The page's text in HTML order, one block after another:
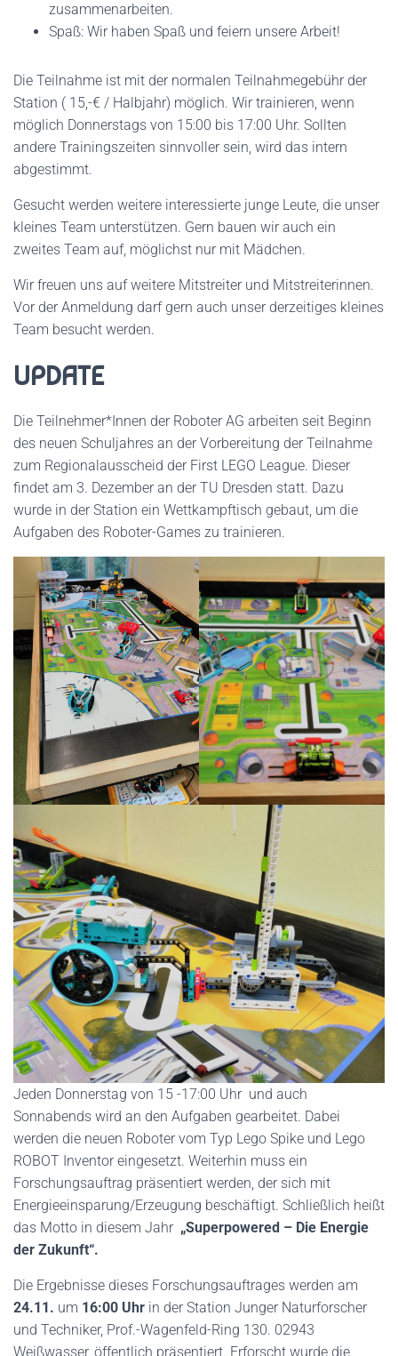
zusammenarbeiten.
Spaß: Wir haben Spaß und feiern unsere Arbeit!
Die Teilnahme ist mit der normalen Teilnahmegebühr der
Station ( 15,-€ / Halbjahr) möglich. Wir trainieren, wenn
möglich Donnerstags von 15:00 bis 17:00 Uhr. Sollten
andere Trainingszeiten sinnvoller sein, wird das intern
abgestimmt.
Gesucht werden weitere interessierte junge Leute, die unser
kleines Team unterstützen. Gern bauen wir auch ein
zweites Team auf, möglichst nur mit Mädchen.
Wir freuen uns auf weitere Mitstreiter und Mitstreiterinnen.
Vor der Anmeldung darf gern auch unser derzeitiges kleines
Team besucht werden.
UPDATE
Die Teilnehmer*Innen der Roboter AG arbeiten seit Beginn
des neuen Schuljahres an der Vorbereitung der Teilnahme
zum Regionalausscheid der First LEGO League. Dieser
findet am 3. Dezember an der TU Dresden statt. Dazu
wurde in der Station ein Wettkampftisch gebaut, um die
Aufgaben des Roboter-Games zu trainieren.
Jeden Donnerstag von 15 -17:00 Uhr und auch
Sonnabends wird an den Aufgaben gearbeitet. Dabei
werden die neuen Roboter vom Typ Lego Spike und Lego
ROBOT Inventor eingesetzt. Weiterhin muss ein
Forschungsauftrag präsentiert werden, der sich mit
Energieeinsparung/Erzeugung beschäftigt. Schließlich heißt
das Motto in diesem Jahr „Superpowered – Die Energie
der Zukunft“.
Die Ergebnisse dieses Forschungsauftrages werden am
24.11. um 16:00 Uhr in der Station Junger Naturforscher
und Techniker, Prof.-Wagenfeld-Ring 130. 02943
Weißwasser, öffentlich präsentiert. Erforscht wurde die